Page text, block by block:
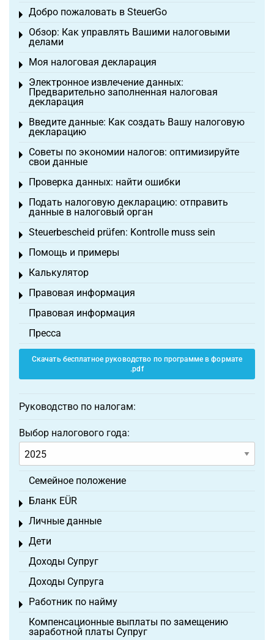
Добро пожаловать в SteuerGo
Toggle menu
Обзор: Как управлять Вашими налоговыми
делами
Toggle menu
Моя налоговая декларация
Toggle menu
Электронное извлечение данных:
Предварительно заполненная налоговая
декларация
Toggle menu
Введите данные: Как создать Вашу налоговую
декларацию
Toggle menu
Советы по экономии налогов: оптимизируйте
свои данные
Toggle menu
Проверка данных: найти ошибки
Toggle menu
Подать налоговую декларацию: отправить
данные в налоговый орган
Toggle menu
Steuerbescheid prüfen: Kontrolle muss sein
Toggle menu
Помощь и примеры
Toggle menu
Калькулятор
Toggle menu
Правовая информация
Toggle menu
Правовая информация
Пресса
Скачать бесплатное руководство по программе в формате
.pdf
Руководство по налогам:
Выбор налогового года:
Семейное положение
Бланк EÜR
Toggle menu
Личные данные
Toggle menu
Дети
Toggle menu
Доходы Супруг
Доходы Супруга
Работник по найму
Toggle menu
Компенсационные выплаты по замещению
заработной платы Супруг